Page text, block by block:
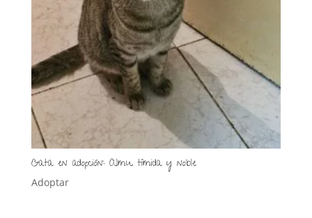
Gata en adopción: Almu tímida y noble
Adoptar